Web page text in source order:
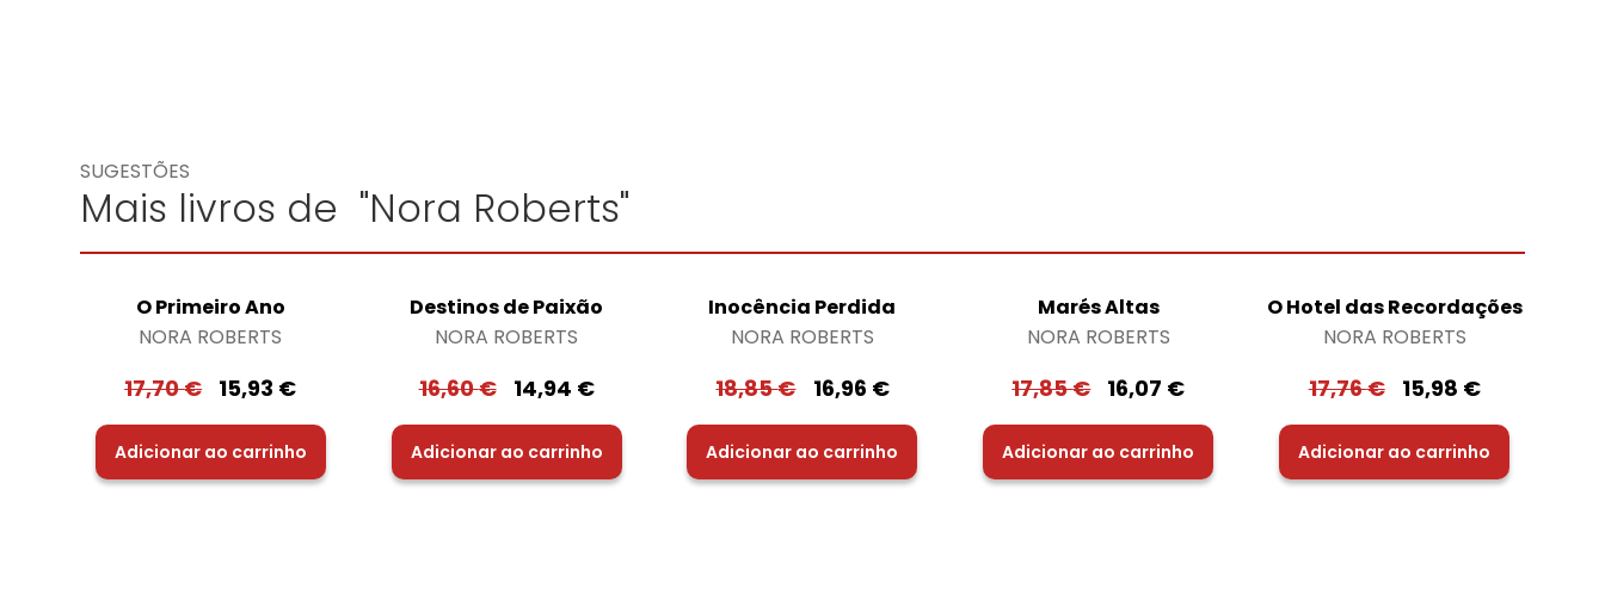
SUGESTÕES
Mais livros de "Nora Roberts"
O Primeiro Ano
NORA ROBERTS
17,70€ 15,93 €
Adicionar ao carrinho
Destinos de Paixão
NORA ROBERTS
16,60€ 14,94 €
Adicionar ao carrinho
Inocência Perdida
NORA ROBERTS
18,85€ 16,96 €
Adicionar ao carrinho
Marés Altas
NORA ROBERTS
17,85€ 16,07 €
Adicionar ao carrinho
O Hotel das Recordações
NORA ROBERTS
17,76€ 15,98 €
Adicionar ao carrinho